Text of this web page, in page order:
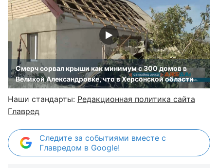
Смерч сорвал крыши как минимум с 300 домов в
Великой Александровке, что в Херсонской области
Наши стандарты: Редакционная политика сайта
Главред
Следите за событиями вместе с
Главредом в Google!